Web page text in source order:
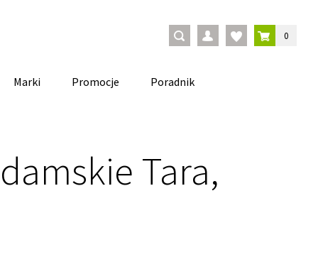
0
Marki Promocje Poradnik
Tara,